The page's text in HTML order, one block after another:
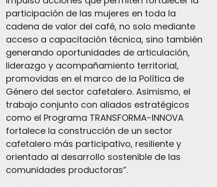
participación de las mujeres en toda la
cadena de valor del café, no solo mediante
acceso a capacitación técnica, sino también
generando oportunidades de articulación,
liderazgo y acompañamiento territorial,
promovidas en el marco de la Política de
Género del sector cafetalero. Asimismo, el
trabajo conjunto con aliados estratégicos
como el Programa TRANSFORMA-INNOVA
fortalece la construcción de un sector
cafetalero más participativo, resiliente y
orientado al desarrollo sostenible de las
comunidades productoras”.